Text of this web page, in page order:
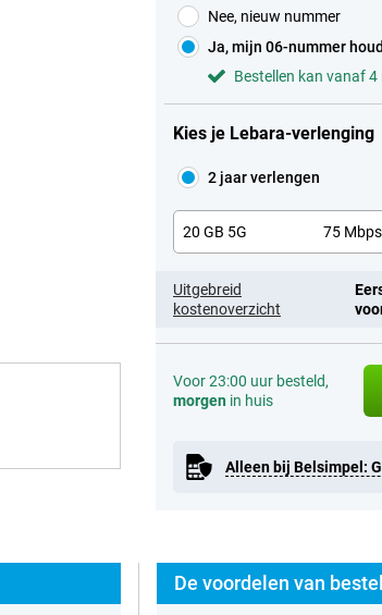
Nee, nieuw nummer
Ja, mijn 06-nummer
Bestellen kan vanaf
Kies je Lebara-verlenging
2 jaar verlengen
20 GB 5G 75 Mbps
Uitgebreid
kostenoverzicht
Voor 23:00 uur besteld,
morgen in huis
Alleen bij Belsimpel:
De voordelen van